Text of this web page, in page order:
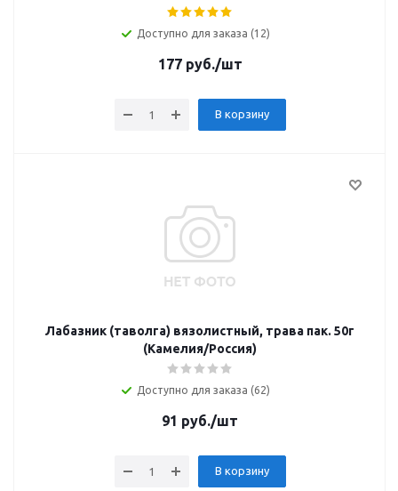
Доступно для заказа (12)
177руб./шт
В корзину
Лабазник (таволга) вязолистный, трава пак. 50г
(Камелия/Россия)
Доступно для заказа (62)
91 руб./шт
В корзину